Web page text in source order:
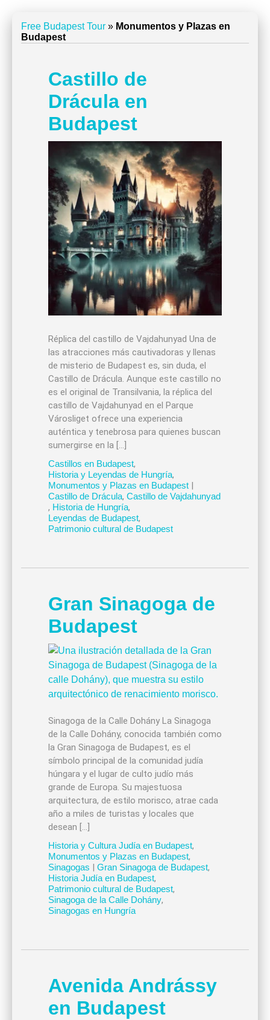
Free Budapest Tour » Monumentos y Plazas en
Budapest
Castillo de
Drácula en
Budapest
Réplica del castillo de Vajdahunyad Una de
las atracciones más cautivadoras y llenas
de misterio de Budapest es, sin duda, el
Castillo de Drácula. Aunque este castillo no
es el original de Transilvania, la réplica del
castillo de Vajdahunyad en el Parque
Városliget ofrece una experiencia
auténtica y tenebrosa para quienes buscan
sumergirse en la […]
Castillos en Budapest,
Historia y Leyendas de Hungría,
Monumentos y Plazas en Budapest|
Castillo de Drácula, Castillo de Vajdahunyad
, Historia de Hungría,
Leyendas de Budapest,
Patrimonio cultural de Budapest
Gran Sinagoga de
Budapest
Sinagoga de la Calle Dohány La Sinagoga
de la Calle Dohány, conocida también como
la Gran Sinagoga de Budapest, es el
símbolo principal de la comunidad judía
húngara y el lugar de culto judío más
grande de Europa. Su majestuosa
arquitectura, de estilo morisco, atrae cada
año a miles de turistas y locales que
desean […]
Historia y Cultura Judía en Budapest,
Monumentos y Plazas en Budapest,
Sinagogas | Gran Sinagoga de Budapest,
Historia Judía en Budapest,
Patrimonio cultural de Budapest,
Sinagoga de la Calle Dohány,
Sinagogas en Hungría
Avenida Andrássy
en Budapest